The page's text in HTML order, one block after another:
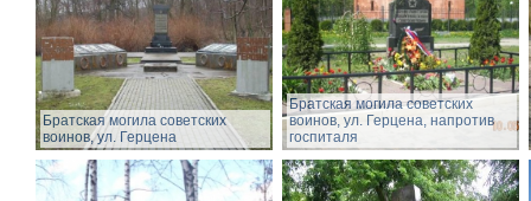
Братская могила советских
воинов, ул. Герцена
Братская могила советских
воинов, ул. Герцена, напротив
госпиталя